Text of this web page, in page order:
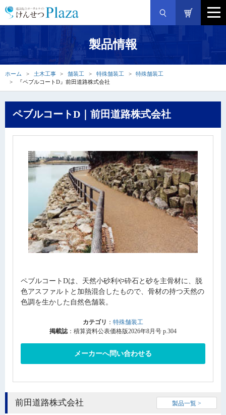
製品情報
ホーム 土木工事 舗装工 特殊舗装工
特殊舗装工
『ペブルコートD』前田道路株式会社
ペブルコートD｜前田道路株式会社
ペブルコートDは、天然小砂利や砕石と砂を主骨材に、脱
色アスファルトと加熱混合したもので、骨材の持つ天然の
色調を生かした自然色舗装。
カテゴリ ： 特殊舗装工
掲載誌：積算資料公表価格版2026年8月号 p.304
メーカーへ問い合わせる
前田道路株式会社 製品一覧 >